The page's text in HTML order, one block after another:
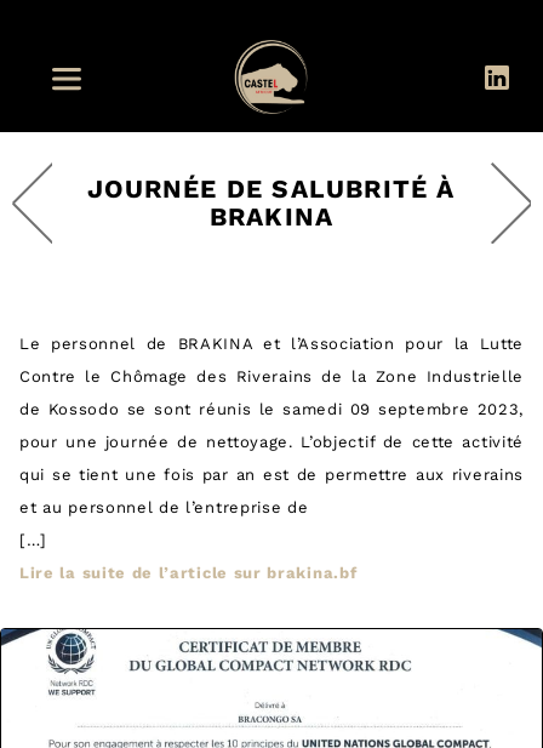
JOURNÉE DE SALUBRITÉ À
BRAKINA
Le personnel de BRAKINA et l’Association pour la Lutte
Contre le Chômage des Riverains de la Zone Industrielle
de Kossodo se sont réunis le samedi 09 septembre 2023,
pour une journée de nettoyage. L’objectif de cette activité
qui se tient une fois par an est de permettre aux riverains
et au personnel de l’entreprise de
[…]
Lire la suite de l’article sur brakina.bf